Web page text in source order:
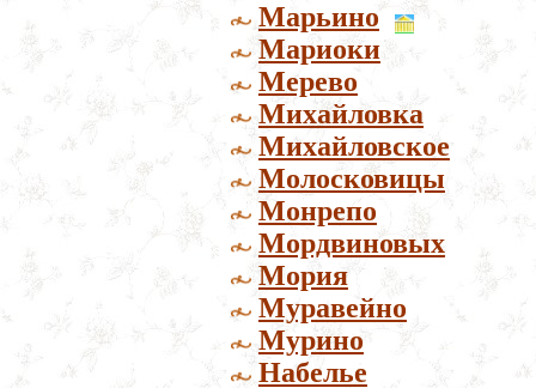
Марьино
Мариоки
Мерево
Михайловка
Михайловское
Молосковицы
Монрепо
Мордвиновых
Мория
Муравейно
Мурино
Набелье